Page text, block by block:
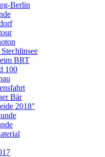
Berlin
BRT
100
Bär
2018"